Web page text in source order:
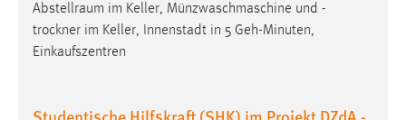
Abstellraum im Keller, Münzwaschmaschine und -
trockner im Keller, Innenstadt in 5 Geh-Minuten,
Einkaufszentren